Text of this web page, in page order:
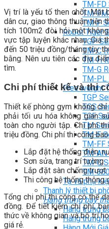
TM-FD
TM-
TM-F
Robot Tiger
TGP
TM-C
TM-H
TM-G
TM-PL
Free weight
TGP
TGS
TGF
TM
TM-F
TM-FF
TM-AN
TM-C
TM-
Tạ và phụ
Thanh lý thiết bị
Hàng trưng bày
Hàng trưng
Hàng trưng
Vị trí là yếu tố then chốt. Mặt
dân cư, giao thông thuận tiện
tích 100m2 đòi hỏi một
vực tập luyện khác nhau. Giá
đến 50 triệu đồng/tháng tùy
bằng. Nên ưu tiên các địa
tìm.
Chi phí thiết kế và thi
Thiết kế phòng gym không
phải tối ưu hóa không gian
toàn cho người tập. Chi phí
triệu đồng. Chi phí thi công
Lắp đặt hệ thống điện,
Sơn sửa, trang trí tường
Lắp đặt sàn chống trượt
Thi công hệ thống thông
Tổng chi phí thi công có thể
đồng. Để tiết kiệm chi phí,
thức về không gian và bố trí
giá rẻ.